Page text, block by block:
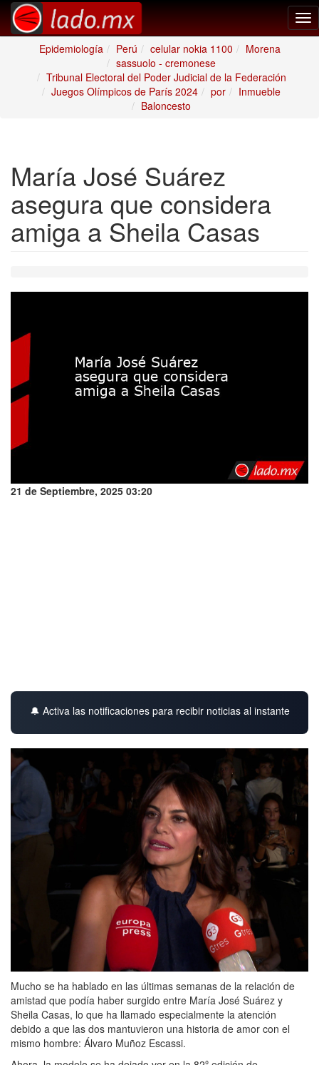
Epidemiología
Perú celular nokia 1100
Morena
sassuolo - cremonese
Tribunal Electoral del Poder Judicial de la Federación
Juegos Olímpicos de París 2024
por
Inmueble
Baloncesto
María José Suárez
asegura que considera
amiga a Sheila Casas
21 de Septiembre, 2025 03:20
🔔 Activa las notificaciones para recibir noticias al instante
Mucho se ha hablado en las últimas semanas de la relación de
amistad que podía haber surgido entre María José Suárez y
Sheila Casas, lo que ha llamado especialmente la atención
debido a que las dos mantuvieron una historia de amor con el
mismo hombre: Álvaro Muñoz Escassi.